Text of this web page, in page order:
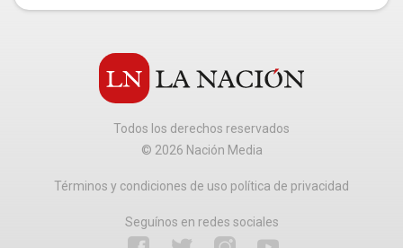
Todos los derechos reservados
© 2026 Nación Media
Términos y condiciones de uso política de privacidad
Seguínos en redes sociales